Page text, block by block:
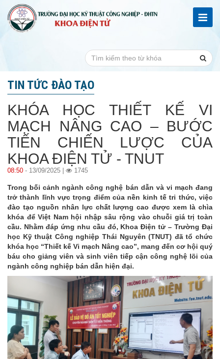
TIN TỨC ĐÀO TẠO
KHÓA HỌC THIẾT KẾ VI
MẠCH NÂNG CAO – BƯỚC
TIẾN CHIẾN LƯỢC CỦA
KHOA ĐIỆN TỬ - TNUT
08:50 - 13/09/2025 | 1745
Trong bối cảnh ngành công nghệ bán dẫn và vi mạch đang
trở thành lĩnh vực trọng điểm của nền kinh tế tri thức, việc
đào tạo nguồn nhân lực chất lượng cao được xem là chìa
khóa để Việt Nam hội nhập sâu rộng vào chuỗi giá trị toàn
cầu. Nhằm đáp ứng nhu cầu đó, Khoa Điện tử – Trường Đại
học Kỹ thuật Công nghiệp Thái Nguyên (TNUT) đã tổ chức
khóa học “Thiết kế Vi mạch Nâng cao”, mang đến cơ hội quý
báu cho giảng viên và sinh viên tiếp cận công nghệ lõi của
ngành công nghiệp bán dẫn hiện đại.